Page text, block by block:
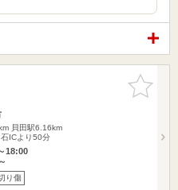
お気に入
りに追加
貝田駅6.16km
ICより50分
18:00
り傷